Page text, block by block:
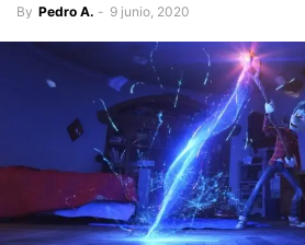
By Pedro A. - 9 junio, 2020